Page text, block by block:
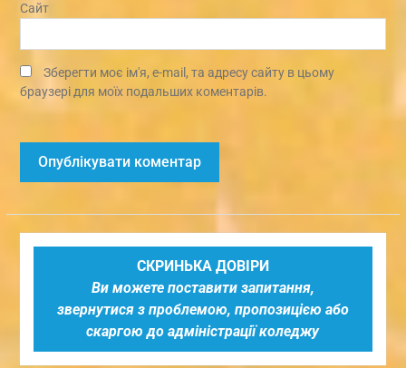
Сайт
Зберегти моє ім'я, e-mail, та адресу сайту в цьому
браузері для моїх подальших коментарів.
СКРИНЬКА ДОВІРИ
Ви можете поставити запитання,
звернутися з проблемою, пропозицією або
скаргою до адміністрації коледжу